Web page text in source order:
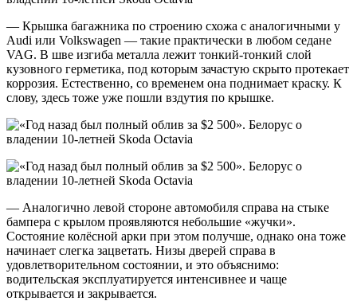
— Крышка багажника по строению схожа с аналогичными у
Audi или Volkswagen — такие практически в любом седане
VAG. В шве изгиба металла лежит тонкий-тонкий слой
кузовного герметика, под которым зачастую скрыто протекает
коррозия. Естественно, со временем она поднимает краску. К
слову, здесь тоже уже пошли вздутия по крышке.
— Аналогично левой стороне автомобиля справа на стыке
бампера с крылом проявляются небольшие «жучки».
Состояние колёсной арки при этом получше, однако она тоже
начинает слегка зацветать. Низы дверей справа в
удовлетворительном состоянии, и это объяснимо:
водительская эксплуатируется интенсивнее и чаще
открывается и закрывается.